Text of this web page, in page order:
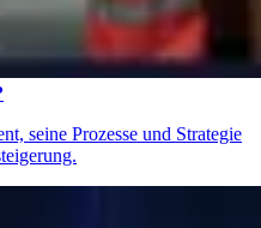
seine Prozesse und Strategie